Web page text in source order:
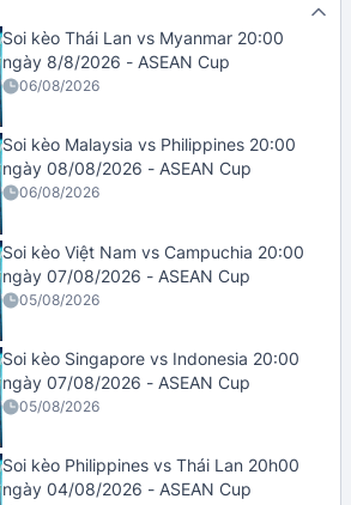
Soi kèo Thái Lan vs Myanmar 20:00
ngày 8/8/2026 - ASEAN Cup
06/08/2026
Soi kèo Malaysia vs Philippines 20:00
ngày 08/08/2026 - ASEAN Cup
06/08/2026
Soi kèo Việt Nam vs Campuchia 20:00
ngày 07/08/2026 - ASEAN Cup
05/08/2026
Soi kèo Singapore vs Indonesia 20:00
ngày 07/08/2026 - ASEAN Cup
05/08/2026
Soi kèo Philippines vs Thái Lan 20h00
ngày 04/08/2026 - ASEAN Cup